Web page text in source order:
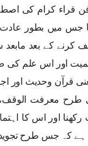
قراء کرام کی
جس میں بطور
کے بعد مابعد
وابتداء کی اہمیت اور
قرآن وحدیث اور
طرح معرفت
رکھنا اور اس کا
ہے کہ جس طرح